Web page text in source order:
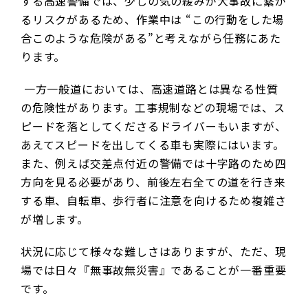
るリスクがあるため、作業中は “この行動をした場
合このような危険がある”と考えながら任務にあた
ります。
一方一般道においては、高速道路とは異なる性質
の危険性があります。工事規制などの現場では、ス
ピードを落としてくださるドライバーもいますが、
あえてスピードを出してくる車も実際にはいます。
また、例えば交差点付近の警備では十字路のため四
方向を見る必要があり、前後左右全ての道を行き来
する車、自転車、歩行者に注意を向けるため複雑さ
が増します。
状況に応じて様々な難しさはありますが、ただ、現
場では日々『無事故無災害』であることが一番重要
です。